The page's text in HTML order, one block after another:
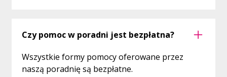
Czy pomoc w poradni jest bezpłatna?
Wszystkie formy pomocy oferowane przez
naszą poradnię są bezpłatne.